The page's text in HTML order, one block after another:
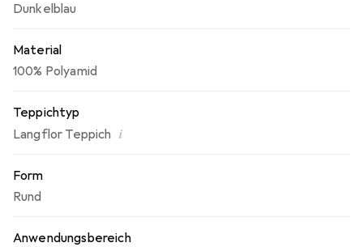
Dunkelblau
Material
100% Polyamid
Teppichtyp
Langflor Teppich i
Form
Rund
Anwendungsbereich